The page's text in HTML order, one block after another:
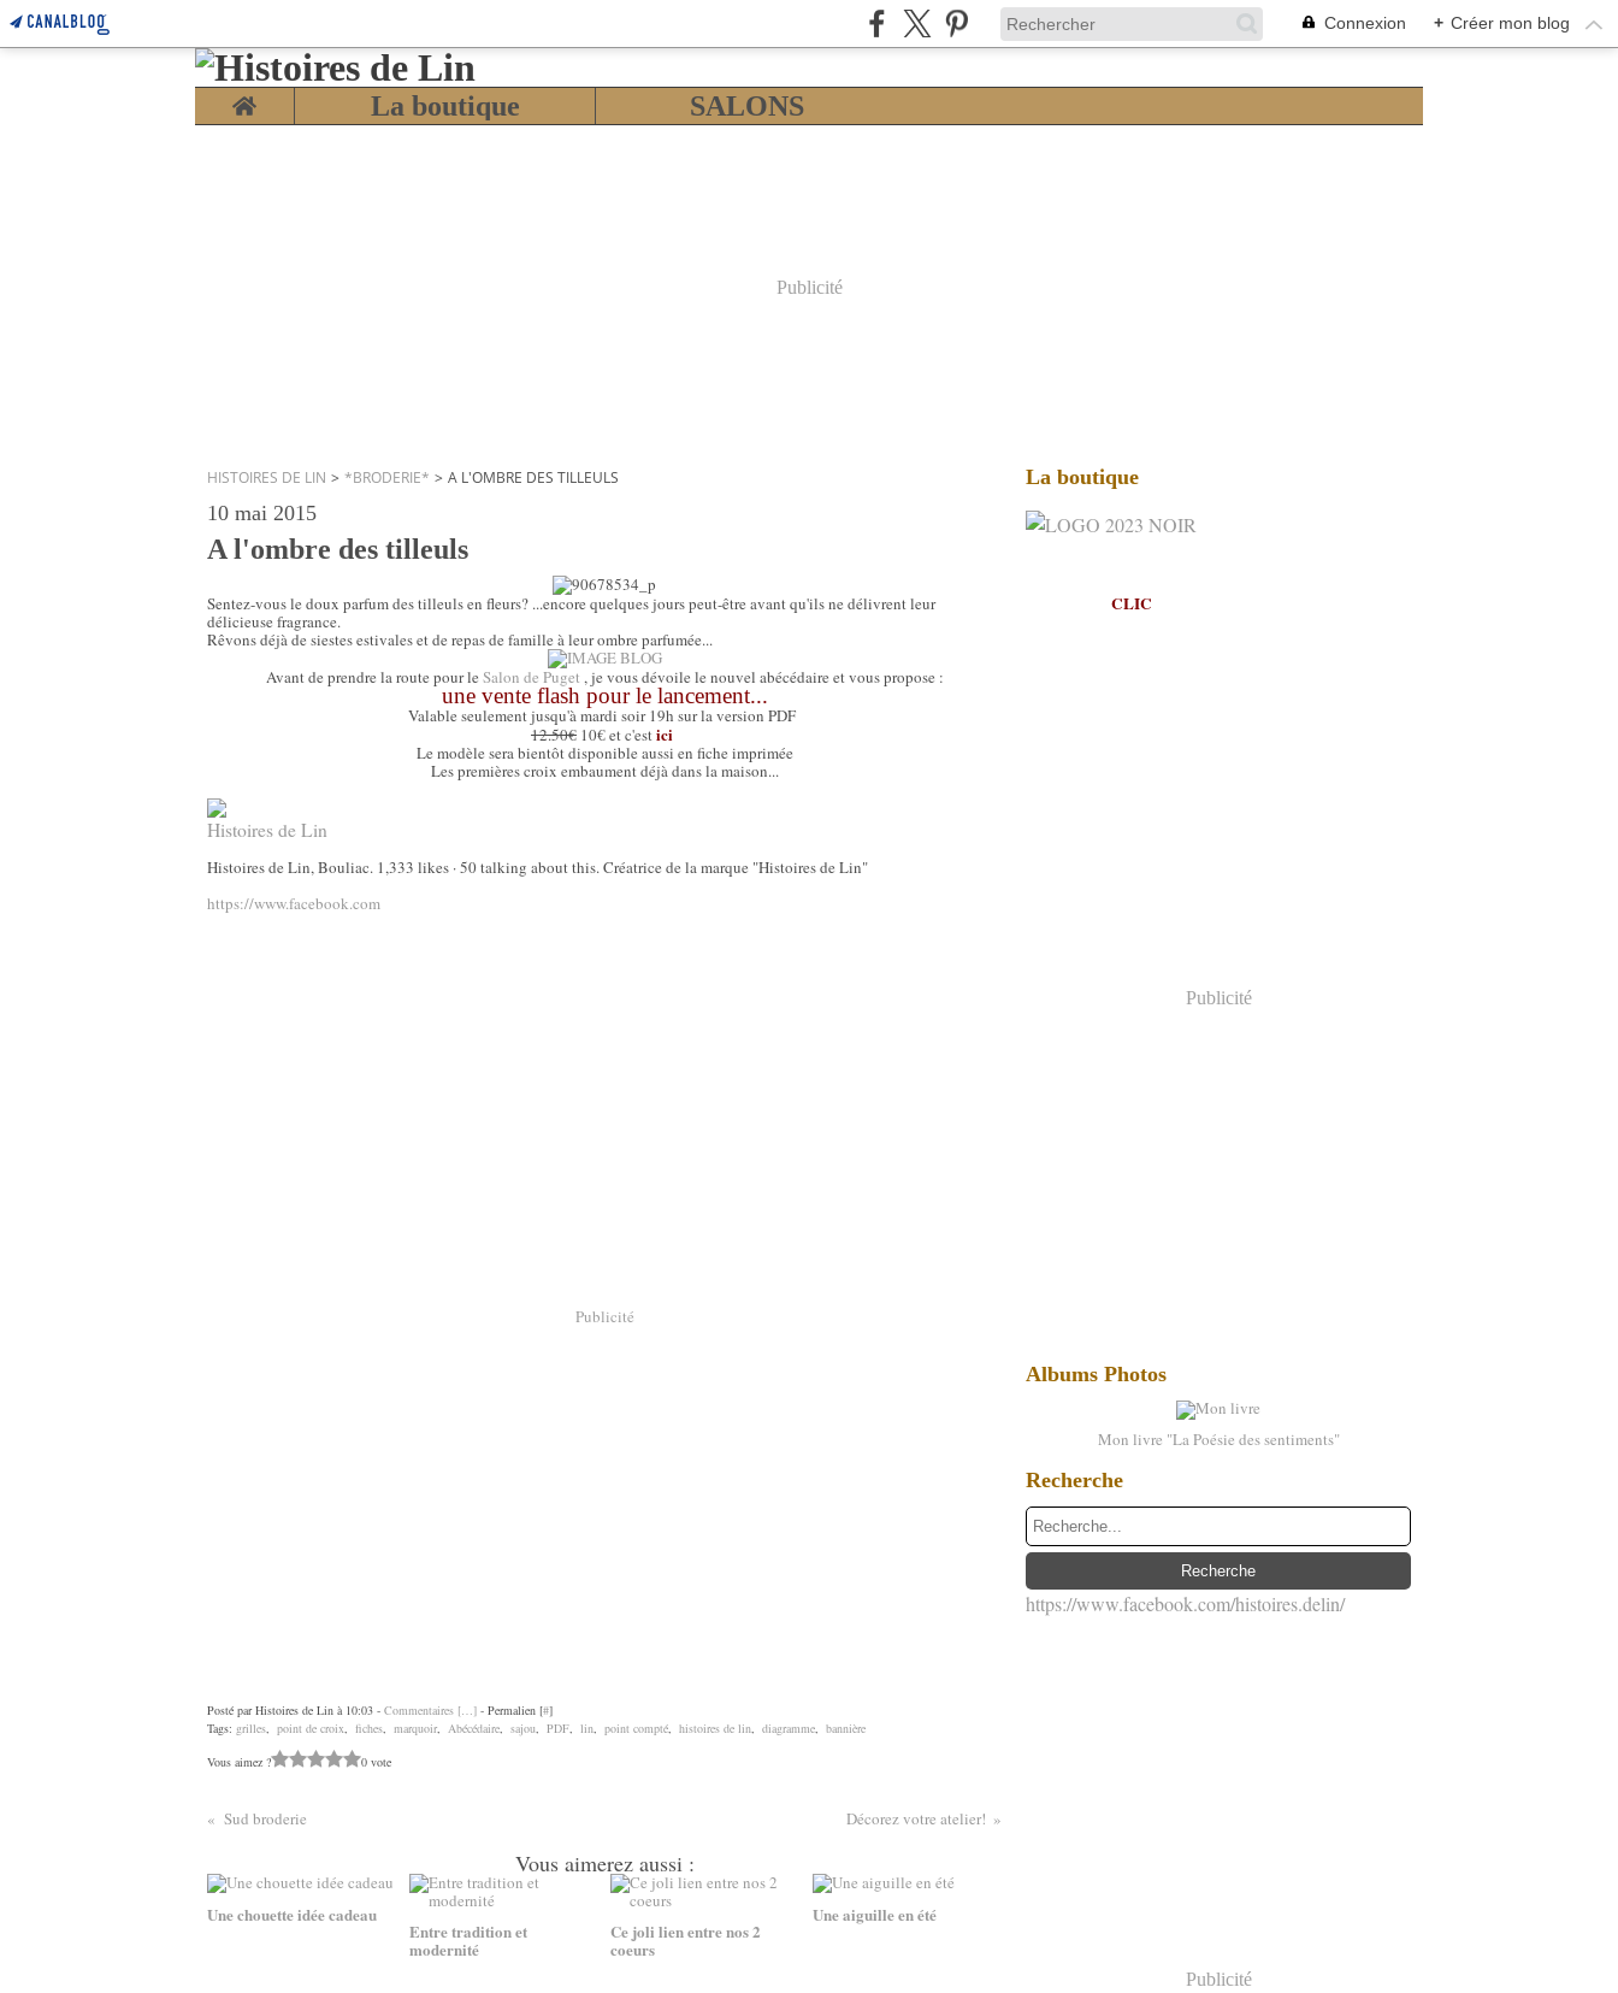
Connexion + Créer mon blog
Home La boutique SALONS
Publicité
HISTOIRES DE LIN > *BRODERIE* > A L'OMBRE DES TILLEULS
10 mai 2015
A l'ombre des tilleuls
Sentez-vous le doux parfum des tilleuls en fleurs? ...encore quelques jours peut-être avant qu'ils ne délivrent leur
délicieuse fragrance.
Rêvons déjà de siestes estivales et de repas de famille à leur ombre parfumée...
Avant de prendre la route pour le Salon de Puget , je vous dévoile le nouvel abécédaire et vous propose :
une vente flash pour le lancement...
Valable seulement jusqu'à mardi soir 19h sur la version PDF
12.50€ 10€ et c'estici
Le modèle sera bientôt disponible aussi en fiche imprimée
Les premières croix embaument déjà dans la maison...
Histoires de Lin
Histoires de Lin, Bouliac. 1,333 likes · 50 talking about this. Créatrice de la marque "Histoires de Lin"
https://www.facebook.com
Publicité
Posté par Histoires de Lin à 10:03 - Commentaires […] - Permalien [#]
Tags: grilles, point de croix, fiches, marquoir, Abécédaire, sajou, PDF, lin, point compté, histoires de lin, diagramme, bannière
Vous aimez ?
0 vote
Sud broderie Décorez votre atelier!
Vous aimerez aussi :
Une chouette idée cadeau
Entre tradition et
modernité
Ce joli lien entre nos 2
coeurs
Une aiguille en été
La boutique
CLIC
Publicité
Albums Photos
Mon livre "La Poésie des sentiments"
Recherche
https://www.facebook.com/histoires.delin/
Publicité